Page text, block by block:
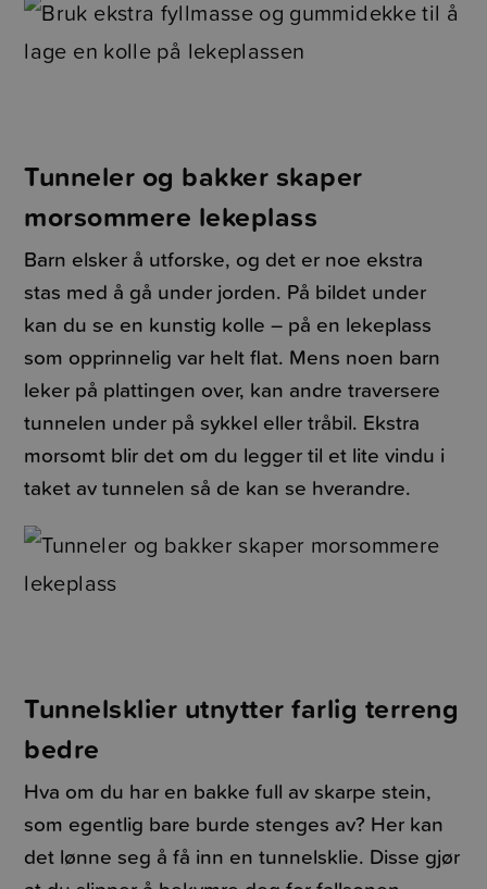
Tunneler og bakker skaper
morsommere lekeplass
Barn elsker å utforske, og det er noe ekstra
stas med å gå under jorden. På bildet under
kan du se en kunstig kolle – på en lekeplass
som opprinnelig var helt flat. Mens noen barn
leker på plattingen over, kan andre traversere
tunnelen under på sykkel eller tråbil. Ekstra
morsomt blir det om du legger til et lite vindu i
taket av tunnelen så de kan se hverandre.
Tunnelsklier utnytter farlig terreng
bedre
Hva om du har en bakke full av skarpe stein,
som egentlig bare burde stenges av? Her kan
det lønne seg å få inn en tunnelsklie. Disse gjør